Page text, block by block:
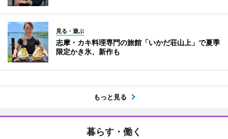
見る・遊ぶ
志摩・カキ料理専門の旅館「いかだ荘山上」で夏季
限定かき氷、新作も
もっと見る
暮らす・働く